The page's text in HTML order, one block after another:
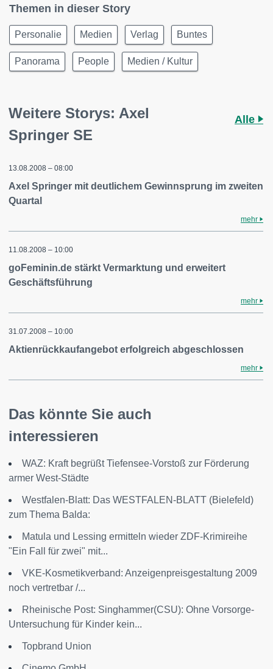
Themen in dieser Story
Personalie Medien Verlag Buntes
Panorama People Medien / Kultur
Weitere Storys: Axel
Springer SE
Alle
13.08.2008 – 08:00
Axel Springer mit deutlichem Gewinnsprung im zweiten
Quartal
mehr
11.08.2008 – 10:00
goFeminin.de stärkt Vermarktung und erweitert
Geschäftsführung
mehr
31.07.2008 – 10:00
Aktienrückkaufangebot erfolgreich abgeschlossen
mehr
Das könnte Sie auch
interessieren
WAZ: Kraft begrüßt Tiefensee-Vorstoß zur Förderung
armer West-Städte
Westfalen-Blatt: Das WESTFALEN-BLATT (Bielefeld)
zum Thema Balda:
Matula und Lessing ermitteln wieder ZDF-Krimireihe
"Ein Fall für zwei" mit...
VKE-Kosmetikverband: Anzeigenpreisgestaltung 2009
noch vertretbar /...
Rheinische Post: Singhammer(CSU): Ohne Vorsorge-
Untersuchung für Kinder kein...
Topbrand Union